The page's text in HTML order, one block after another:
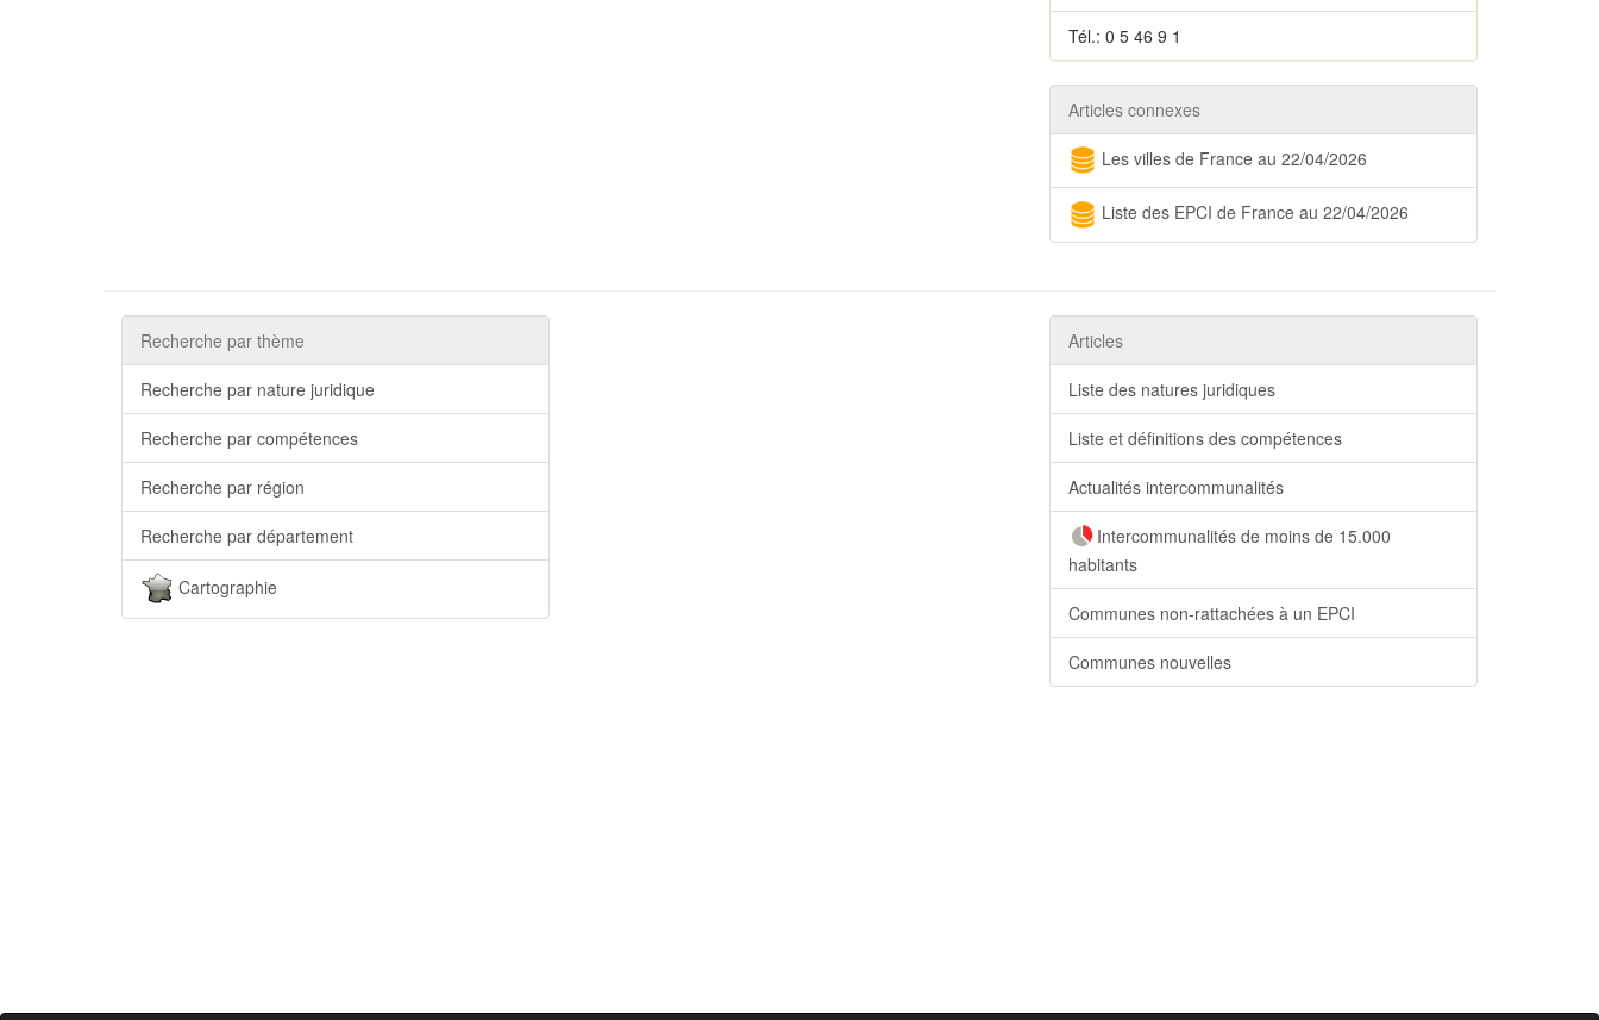
Tél.: 0 5 46 9 1
Articles connexes
Les villes de France au 22/04/2026
Liste des EPCI de France au 22/04/2026
Recherche par thème
Recherche par nature juridique
Recherche par compétences
Recherche par région
Recherche par département
Cartographie
Articles
Liste des natures juridiques
Liste et définitions des compétences
Actualités intercommunalités
Intercommunalités de moins de 15.000
habitants
Communes non-rattachées à un EPCI
Communes nouvelles